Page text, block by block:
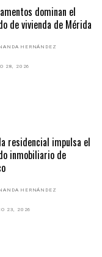
dominan el
de vivienda de Mérida
HERNÁNDEZ
28, 2026
residencial impulsa el
inmobiliario de
HERNÁNDEZ
23, 2026